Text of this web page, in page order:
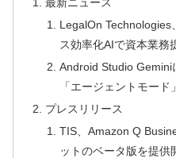
最新ニュース
LegalOn Technologies
ス効率化AIで資本業務
Android Studio Gemini
「エージェントモード
プレスリリース
TIS、Amazon Q
ットのベータ版を提供